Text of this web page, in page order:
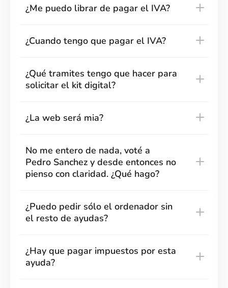
¿Me puedo librar de pagar el IVA?
¿Cuando tengo que pagar el IVA?
¿Qué tramites tengo que hacer para
solicitar el kit digital?
¿La web será mia?
No me entero de nada, voté a
Pedro Sanchez y desde entonces no
pienso con claridad. ¿Qué hago?
¿Puedo pedir sólo el ordenador sin
el resto de ayudas?
¿Hay que pagar impuestos por esta
ayuda?